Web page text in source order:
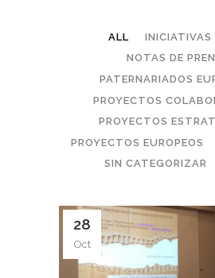
ALL INICIATIVAS
NOTAS DE
PATERNARIADOS
PROYECTOS
PROYECTOS
PROYECTOS EUROPEOS
SIN CATEGORIZAR
28
Oct